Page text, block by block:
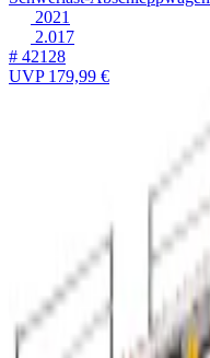
2021
2.017
# 42128
UVP179,99 €